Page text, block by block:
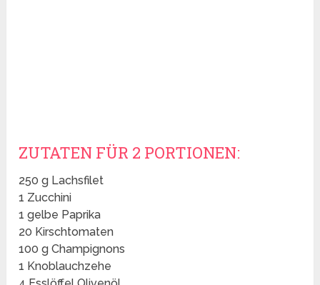
ZUTATEN FÜR 2 PORTIONEN:
250 g Lachsfilet
1 Zucchini
1 gelbe Paprika
20 Kirschtomaten
100 g Champignons
1 Knoblauchzehe